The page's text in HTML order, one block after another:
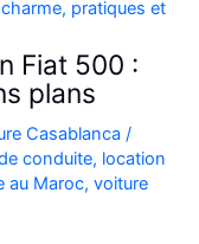
Fiat 500 :
plans
Casablanca /
conduite, location
au Maroc, voiture